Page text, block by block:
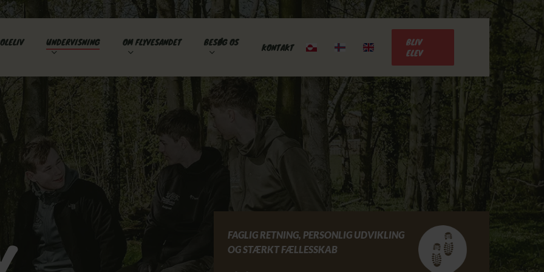
UNDERVISNING OM FLYVESANDET BESØG OS KONTAKT
BLIV
ELEV
FAGLIG RETNING, PERSONLIG UDVIKLING
OG STÆRKT FÆLLESSKAB